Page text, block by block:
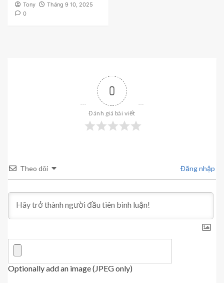
Tony
Tháng 9 10, 2025
0
0
Đánh giá bài viết
Theo dõi Đăng nhập
Optionally add an image (JPEG only)